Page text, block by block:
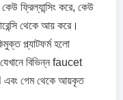
ফ্রিল্যান্সিং করে, কেউ
থেকে আয় করে।
প্ল্যাটফর্ম হলো
যেখানে বিভিন্ন faucet
গেম থেকে আয়কৃত